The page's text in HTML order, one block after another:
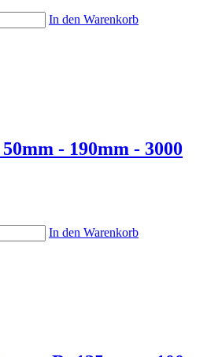
In den Warenkorb
- 190mm - 3000
In den Warenkorb